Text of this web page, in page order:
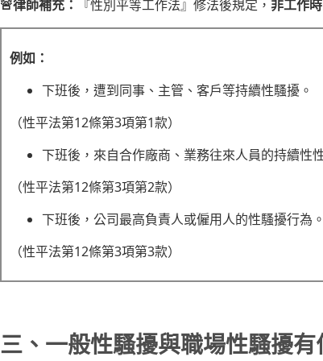
🚨律師補充： 『性別平等工作法』修法後規定， 非工作
例如：
下班後，遭到同事、主管、客戶等持續性騷擾。
（性平法第12條第3項第1款）
下班後，來自合作廠商、業務往來人員的持續性
（性平法第12條第3項第2款）
下班後，公司最高負責人或僱用人的性騷擾行為。
（性平法第12條第3項第3款）
三、一般性騷擾與職場性騷擾有